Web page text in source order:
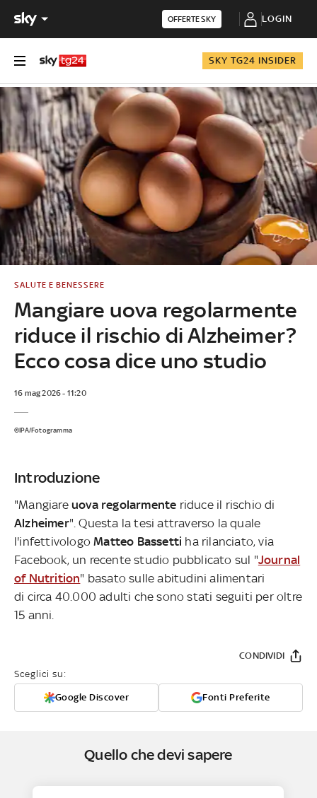
OFFERTE SKY LOGIN
SKY TG24 INSIDER
Mangiare uova regolarmente
riduce il rischio di Alzheimer?
Ecco cosa dice uno studio
SALUTE E BENESSERE
16 mag 2026 - 11:20
©IPA/Fotogramma
Introduzione
"Mangiare uova regolarmente riduce il rischio di
Alzheimer". Questa la tesi attraverso la quale
l'infettivologoMatteo Bassetti ha rilanciato, via
Facebook, un recente studio pubblicato sul "Journal
of Nutrition" basato sulle abitudini alimentari
di circa 40.000 adulti che sono stati seguiti per oltre
15 anni.
Sceglici su:
Google Discover Fonti Preferite
CONDIVIDI
Quello che devi sapere